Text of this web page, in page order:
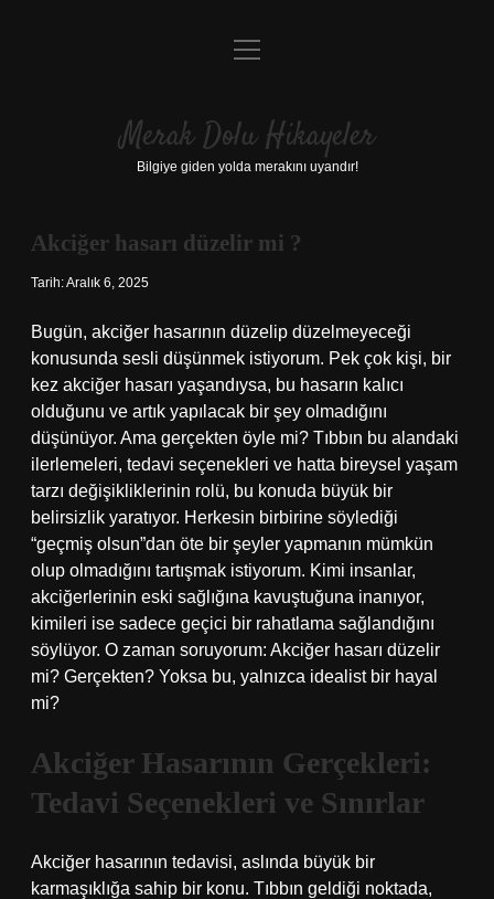
Anasayfa
Yasal Uyarı
menüyü
Merak Dolu Hikayeler
Bilgiye giden yolda merakını uyandır!
Akciğer hasarı düzelir mi ?
Tarih: Aralık 6, 2025
Bugün, akciğer hasarının düzelip düzelmeyeceği
konusunda sesli düşünmek istiyorum. Pek çok kişi, bir
kez akciğer hasarı yaşandıysa, bu hasarın kalıcı
olduğunu ve artık yapılacak bir şey olmadığını
düşünüyor. Ama gerçekten öyle mi? Tıbbın bu alandaki
ilerlemeleri, tedavi seçenekleri ve hatta bireysel yaşam
tarzı değişikliklerinin rolü, bu konuda büyük bir
belirsizlik yaratıyor. Herkesin birbirine söylediği
“geçmiş olsun”dan öte bir şeyler yapmanın mümkün
olup olmadığını tartışmak istiyorum. Kimi insanlar,
akciğerlerinin eski sağlığına kavuştuğuna inanıyor,
kimileri ise sadece geçici bir rahatlama sağlandığını
söylüyor. O zaman soruyorum: Akciğer hasarı düzelir
mi? Gerçekten? Yoksa bu, yalnızca idealist bir hayal
mi?
Akciğer Hasarının Gerçekleri:
Tedavi Seçenekleri ve Sınırlar
Akciğer hasarının tedavisi, aslında büyük bir
karmaşıklığa sahip bir konu. Tıbbın geldiği noktada,